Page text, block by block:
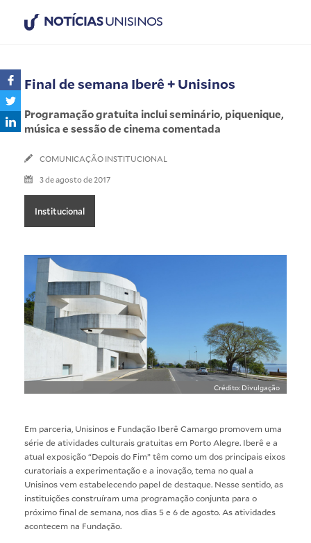
NOTÍCIASUNISINOS
Final de semana Iberê + Unisinos
Programação gratuita inclui seminário, piquenique,
música e sessão de cinema comentada
COMUNICAÇÃO INSTITUCIONAL
3 de agosto de 2017
Institucional
Crédito: Divulgação
Em parceria, Unisinos e Fundação Iberê Camargo promovem uma
série de atividades culturais gratuitas em Porto Alegre. Iberê e a
atual exposição “Depois do Fim” têm como um dos principais eixos
curatoriais a experimentação e a inovação, tema no qual a
Unisinos vem estabelecendo papel de destaque. Nesse sentido, as
instituições construíram uma programação conjunta para o
próximo final de semana, nos dias 5 e 6 de agosto. As atividades
acontecem na Fundação.